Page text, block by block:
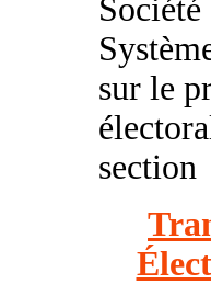
sur le
section